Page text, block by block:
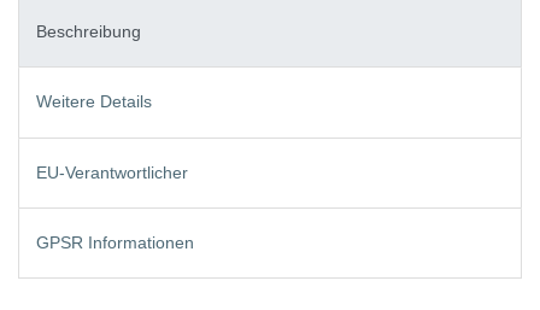
Beschreibung
Weitere Details
EU-Verantwortlicher
GPSR Informationen